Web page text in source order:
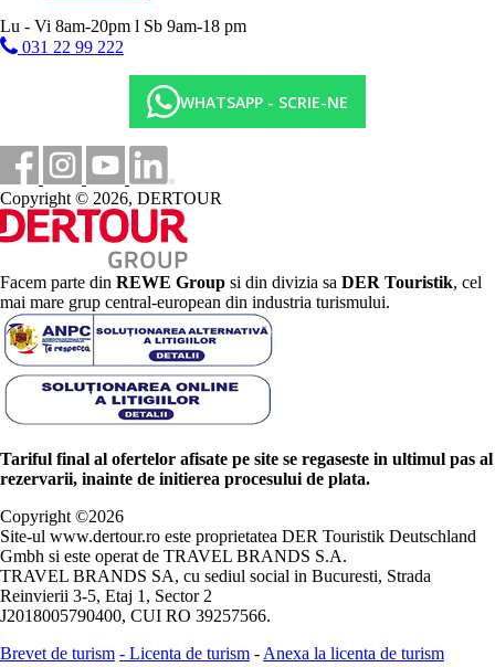
Lu - Vi 8am-20pm l Sb 9am-18 pm
031 22 99 222
WHATSAPP - SCRIE-NE
Copyright © 2026, DERTOUR
Facem parte din REWE Group si din divizia sa DER Touristik, cel
mai mare grup central-european din industria turismului.
Tariful final al ofertelor afisate pe site se regaseste in ultimul pas al
rezervarii, inainte de initierea procesului de plata.
Copyright ©2026
Site-ul www.dertour.ro este proprietatea DER Touristik Deutschland
Gmbh si este operat de TRAVEL BRANDS S.A.
TRAVEL BRANDS SA, cu sediul social in Bucuresti, Strada
Reinvierii 3-5, Etaj 1, Sector 2
J2018005790400, CUI RO 39257566.
Brevet de turism - Licenta de turism - Anexa la licenta de turism